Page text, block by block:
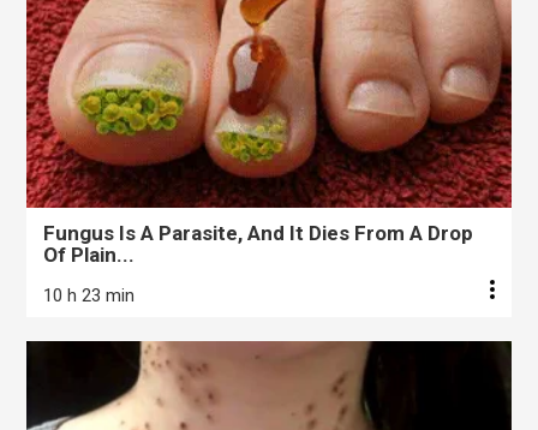
Fungus Is A Parasite, And It Dies From A Drop
Of Plain...
10 h 23 min